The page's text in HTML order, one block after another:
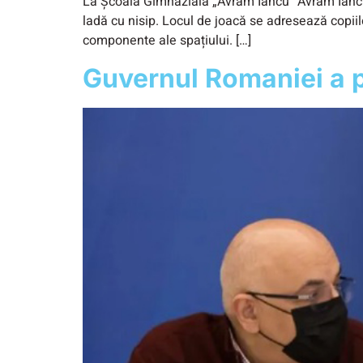
ladă cu nisip. Locul de joacă se adresează
componente ale spațiului. […]
Guvernul Romaniei